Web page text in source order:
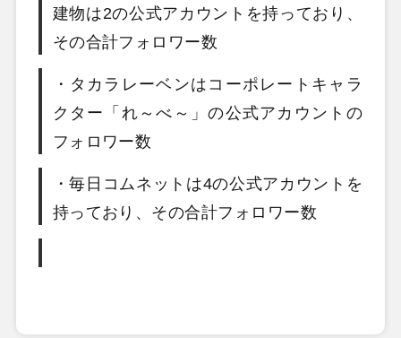
建物は2の公式アカウントを持っており、
その合計フォロワー数
・タカラレーベンはコーポレートキャラ
クター「れ～べ～」の公式アカウントの
フォロワー数
・毎日コムネットは4の公式アカウントを
持っており、その合計フォロワー数